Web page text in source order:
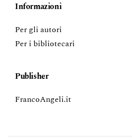
Informazioni
Per gli autori
Per i bibliotecari
Publisher
FrancoAngeli.it